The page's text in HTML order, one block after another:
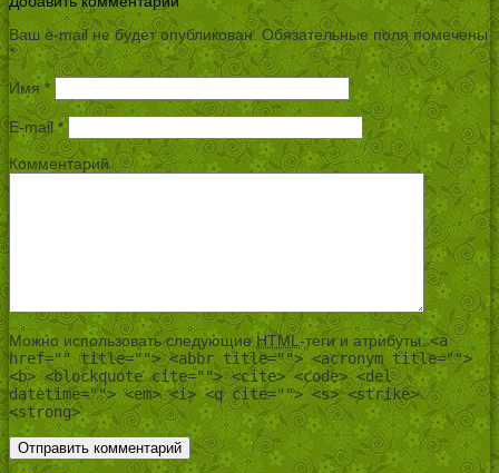
Ваш e-mail не будет опубликован.Обязательные поля помечены
*
Имя*
E-mail*
Комментарий
Можно использовать следующиеHTML -теги и атрибуты:<a
href="" title=""> <abbr title=""> <acronym title="">
<b> <blockquote cite=""> <cite> <code> <del
datetime=""> <em> <i> <q cite=""> <s> <strike>
<strong>